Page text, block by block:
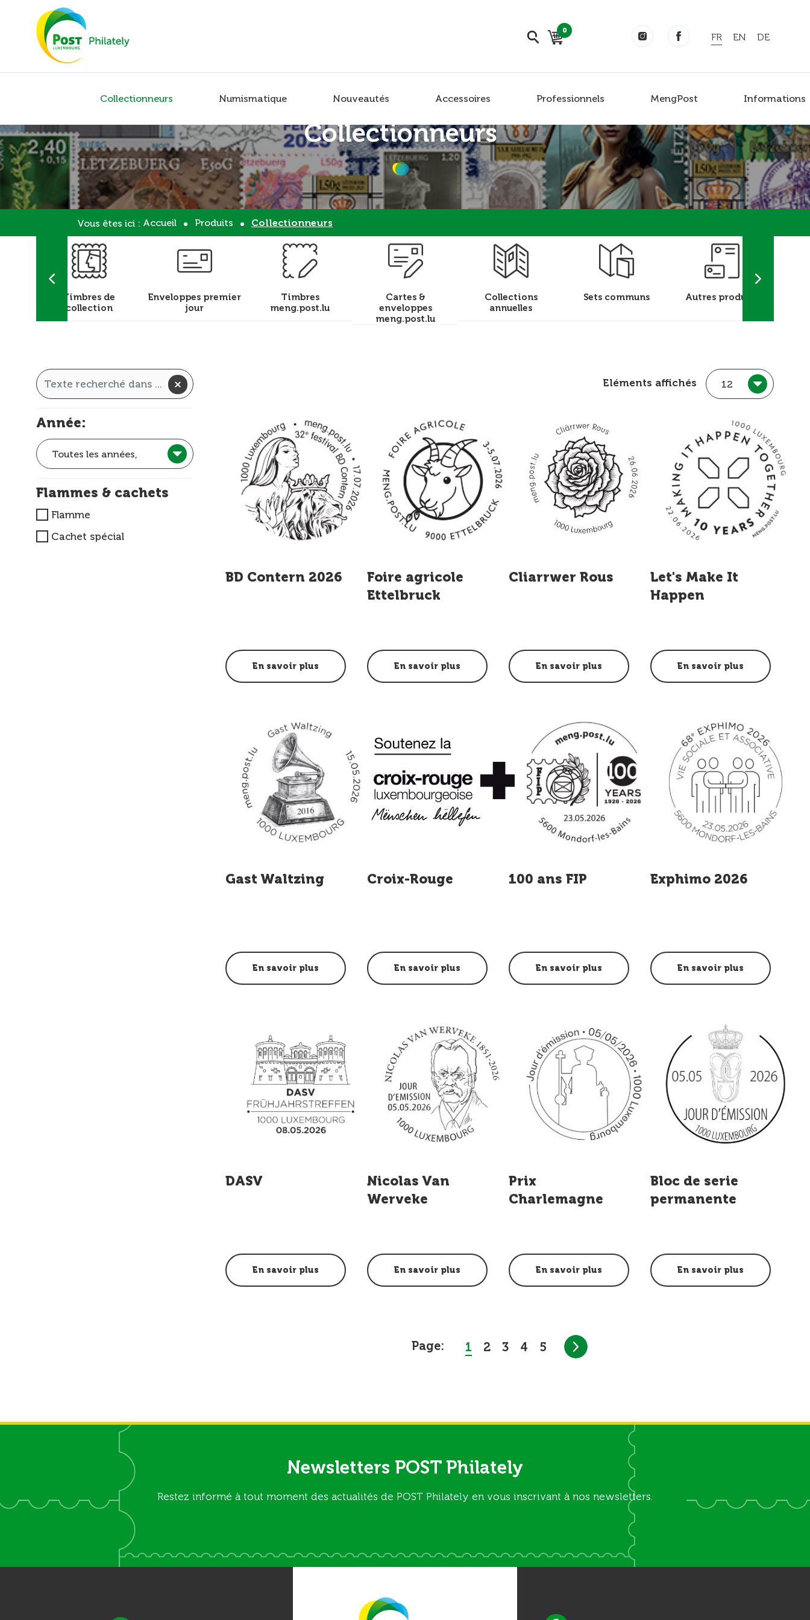
Collectionneurs Numismatique Nouveautés Accessoires Professionnels MengPost Informations
0
FR EN DE
Collectionneurs
Vous êtes ici : Accueil Produits Collectionneurs
Timbres de
collection
Enveloppes premier
jour
Timbres
meng.post.lu
Cartes &
enveloppes
meng.post.lu
Collections
annuelles
Sets communs Autres produits
Année:
Toutes les années,
Flammes & cachets
Flamme
Cachet spécial
Eléments affichés 12
BD Contern 2026
En savoir plus
Foire agricole
Ettelbruck
En savoir plus
Cliarrwer Rous
En savoir plus
Let's Make It
Happen
En savoir plus
Gast Waltzing
En savoir plus
Croix-Rouge
En savoir plus
100 ans FIP
En savoir plus
Exphimo 2026
En savoir plus
DASV
En savoir plus
Nicolas Van
Werveke
En savoir plus
Prix
Charlemagne
En savoir plus
Bloc de serie
permanente
En savoir plus
Page: 1 2 3 4 5
Newsletters POST Philately
Restez informé à tout moment des actualités de POST Philately en vous inscrivant à nos newsletters.